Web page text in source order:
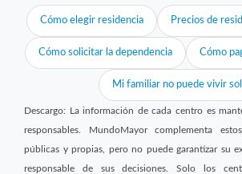
Cómo elegir residencia Precios de
Cómo solicitar la dependencia Cómo
Mi familiar no puede vivir
Descargo: La información de cada centro es
responsables. MundoMayor complementa
públicas y propias, pero no puede garantizar su
responsable de sus decisiones. Solo los